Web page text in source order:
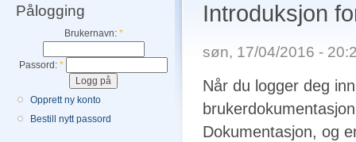
Pålogging
Brukernavn: *
Passord: *
Opprett ny konto
Bestill nytt passord
Introduksjon
søn, 17/04/2016 -
Når du logger deg
Dokumentasjon, og